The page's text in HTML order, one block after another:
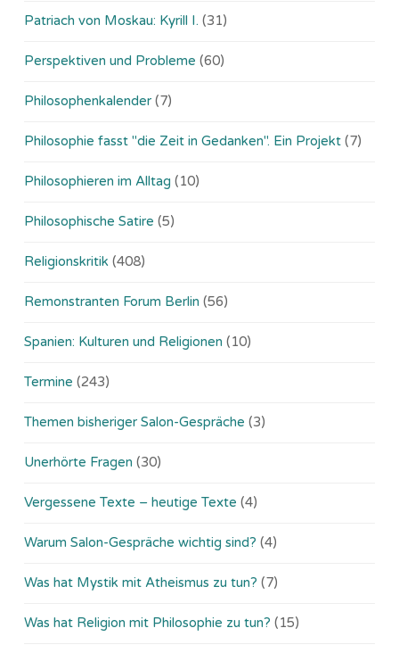
Patriach von Moskau: Kyrill I. (31)
Perspektiven und Probleme (60)
Philosophenkalender (7)
Philosophie fasst "die Zeit in Gedanken". Ein Projekt (7)
Philosophieren im Alltag (10)
Philosophische Satire (5)
Religionskritik (408)
Remonstranten Forum Berlin (56)
Spanien: Kulturen und Religionen (10)
Termine (243)
Themen bisheriger Salon-Gespräche (3)
Unerhörte Fragen (30)
Vergessene Texte – heutige Texte (4)
Warum Salon-Gespräche wichtig sind? (4)
Was hat Mystik mit Atheismus zu tun? (7)
Was hat Religion mit Philosophie zu tun? (15)